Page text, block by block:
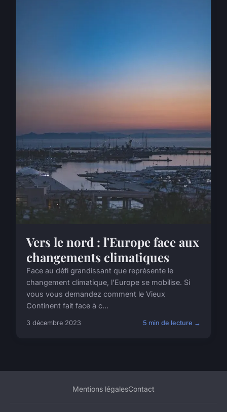
Vers le nord : l'Europe face aux
changements climatiques
Face au défi grandissant que représente le
changement climatique, l'Europe se mobilise. Si
vous vous demandez comment le Vieux
Continent fait face à c...
3 décembre 2023 5 min de lecture →
Mentions légalesContact